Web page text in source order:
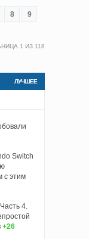
8
9
1 ИЗ 118
ЛУЧШЕЕ
Switch
с этим
4.
+26